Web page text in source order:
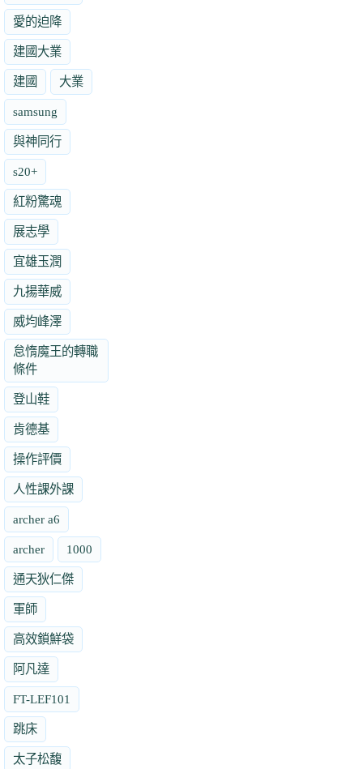
愛的迫降
建國大業
建國 大業
samsung
與神同行
s20+
紅粉驚魂
展志學
宜雄玉潤
九揚華威
威均峰澤
怠惰魔王的轉職
條件
登山鞋
肯德基
操作評價
人性課外課
archer a6
archer 1000
通天狄仁傑
軍師
高效鎖鮮袋
阿凡達
FT-LEF101
跳床
太子松馥